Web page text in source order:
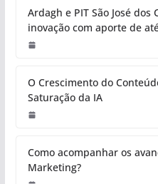
Ardagh e PIT São José
inovação com aporte de
O Crescimento do
Saturação da IA
Como acompanhar os
Marketing?